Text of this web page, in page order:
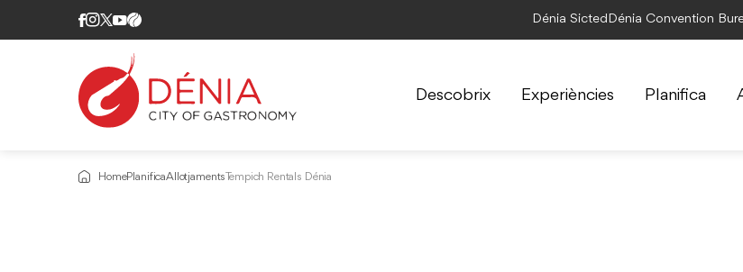
Dénia Sicted Dénia Convention
Descobrix Experiències Planifica
HomePlanificaAllotjamentsTempich Rentals Dénia